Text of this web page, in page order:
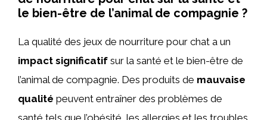
le bien-être de l’animal de compagnie ?
La qualité des jeux de nourriture pour chat a un
impact significatif sur la santé et le bien-être de
l’animal de compagnie. Des produits de mauvaise
qualité peuvent entraîner des problèmes de
santé tels que l’obésité, les allergies et les troubles